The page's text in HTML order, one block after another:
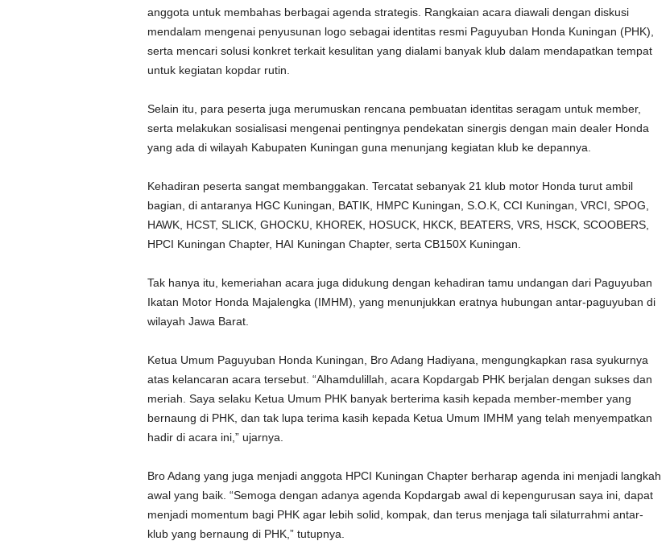
anggota untuk membahas berbagai agenda strategis. Rangkaian acara diawali dengan diskusi
mendalam mengenai penyusunan logo sebagai identitas resmi Paguyuban Honda Kuningan (PHK),
serta mencari solusi konkret terkait kesulitan yang dialami banyak klub dalam mendapatkan tempat
untuk kegiatan kopdar rutin.
Selain itu, para peserta juga merumuskan rencana pembuatan identitas seragam untuk member,
serta melakukan sosialisasi mengenai pentingnya pendekatan sinergis dengan main dealer Honda
yang ada di wilayah Kabupaten Kuningan guna menunjang kegiatan klub ke depannya.
Kehadiran peserta sangat membanggakan. Tercatat sebanyak 21 klub motor Honda turut ambil
bagian, di antaranya HGC Kuningan, BATIK, HMPC Kuningan, S.O.K, CCI Kuningan, VRCI, SPOG,
HAWK, HCST, SLICK, GHOCKU, KHOREK, HOSUCK, HKCK, BEATERS, VRS, HSCK, SCOOBERS,
HPCI Kuningan Chapter, HAI Kuningan Chapter, serta CB150X Kuningan.
Tak hanya itu, kemeriahan acara juga didukung dengan kehadiran tamu undangan dari Paguyuban
Ikatan Motor Honda Majalengka (IMHM), yang menunjukkan eratnya hubungan antar-paguyuban di
wilayah Jawa Barat.
Ketua Umum Paguyuban Honda Kuningan, Bro Adang Hadiyana, mengungkapkan rasa syukurnya
atas kelancaran acara tersebut. “Alhamdulillah, acara Kopdargab PHK berjalan dengan sukses dan
meriah. Saya selaku Ketua Umum PHK banyak berterima kasih kepada member-member yang
bernaung di PHK, dan tak lupa terima kasih kepada Ketua Umum IMHM yang telah menyempatkan
hadir di acara ini,” ujarnya.
Bro Adang yang juga menjadi anggota HPCI Kuningan Chapter berharap agenda ini menjadi langkah
awal yang baik. “Semoga dengan adanya agenda Kopdargab awal di kepengurusan saya ini, dapat
menjadi momentum bagi PHK agar lebih solid, kompak, dan terus menjaga tali silaturrahmi antar-
klub yang bernaung di PHK,” tutupnya.